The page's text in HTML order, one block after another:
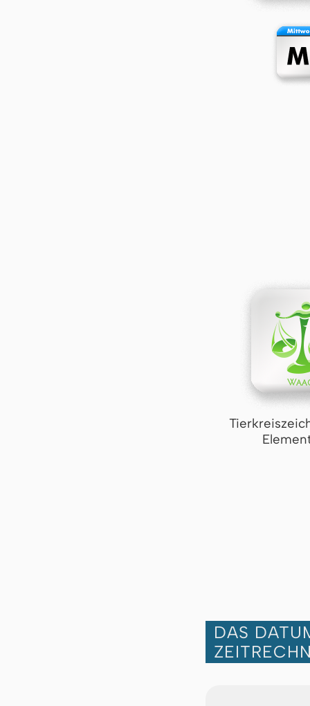
DAS